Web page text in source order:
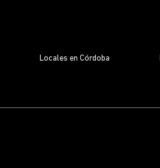
Locales en Córdoba